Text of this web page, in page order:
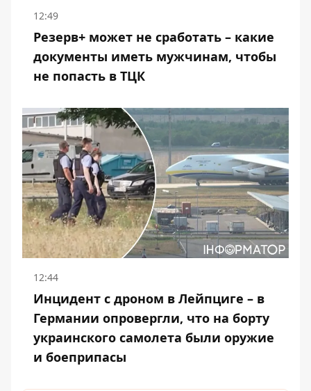
12:49
Резерв+ может не сработать – какие
документы иметь мужчинам, чтобы
не попасть в ТЦК
12:44
Инцидент с дроном в Лейпциге – в
Германии опровергли, что на борту
украинского самолета были оружие
и боеприпасы